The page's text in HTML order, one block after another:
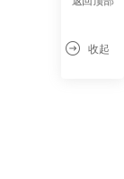
收起